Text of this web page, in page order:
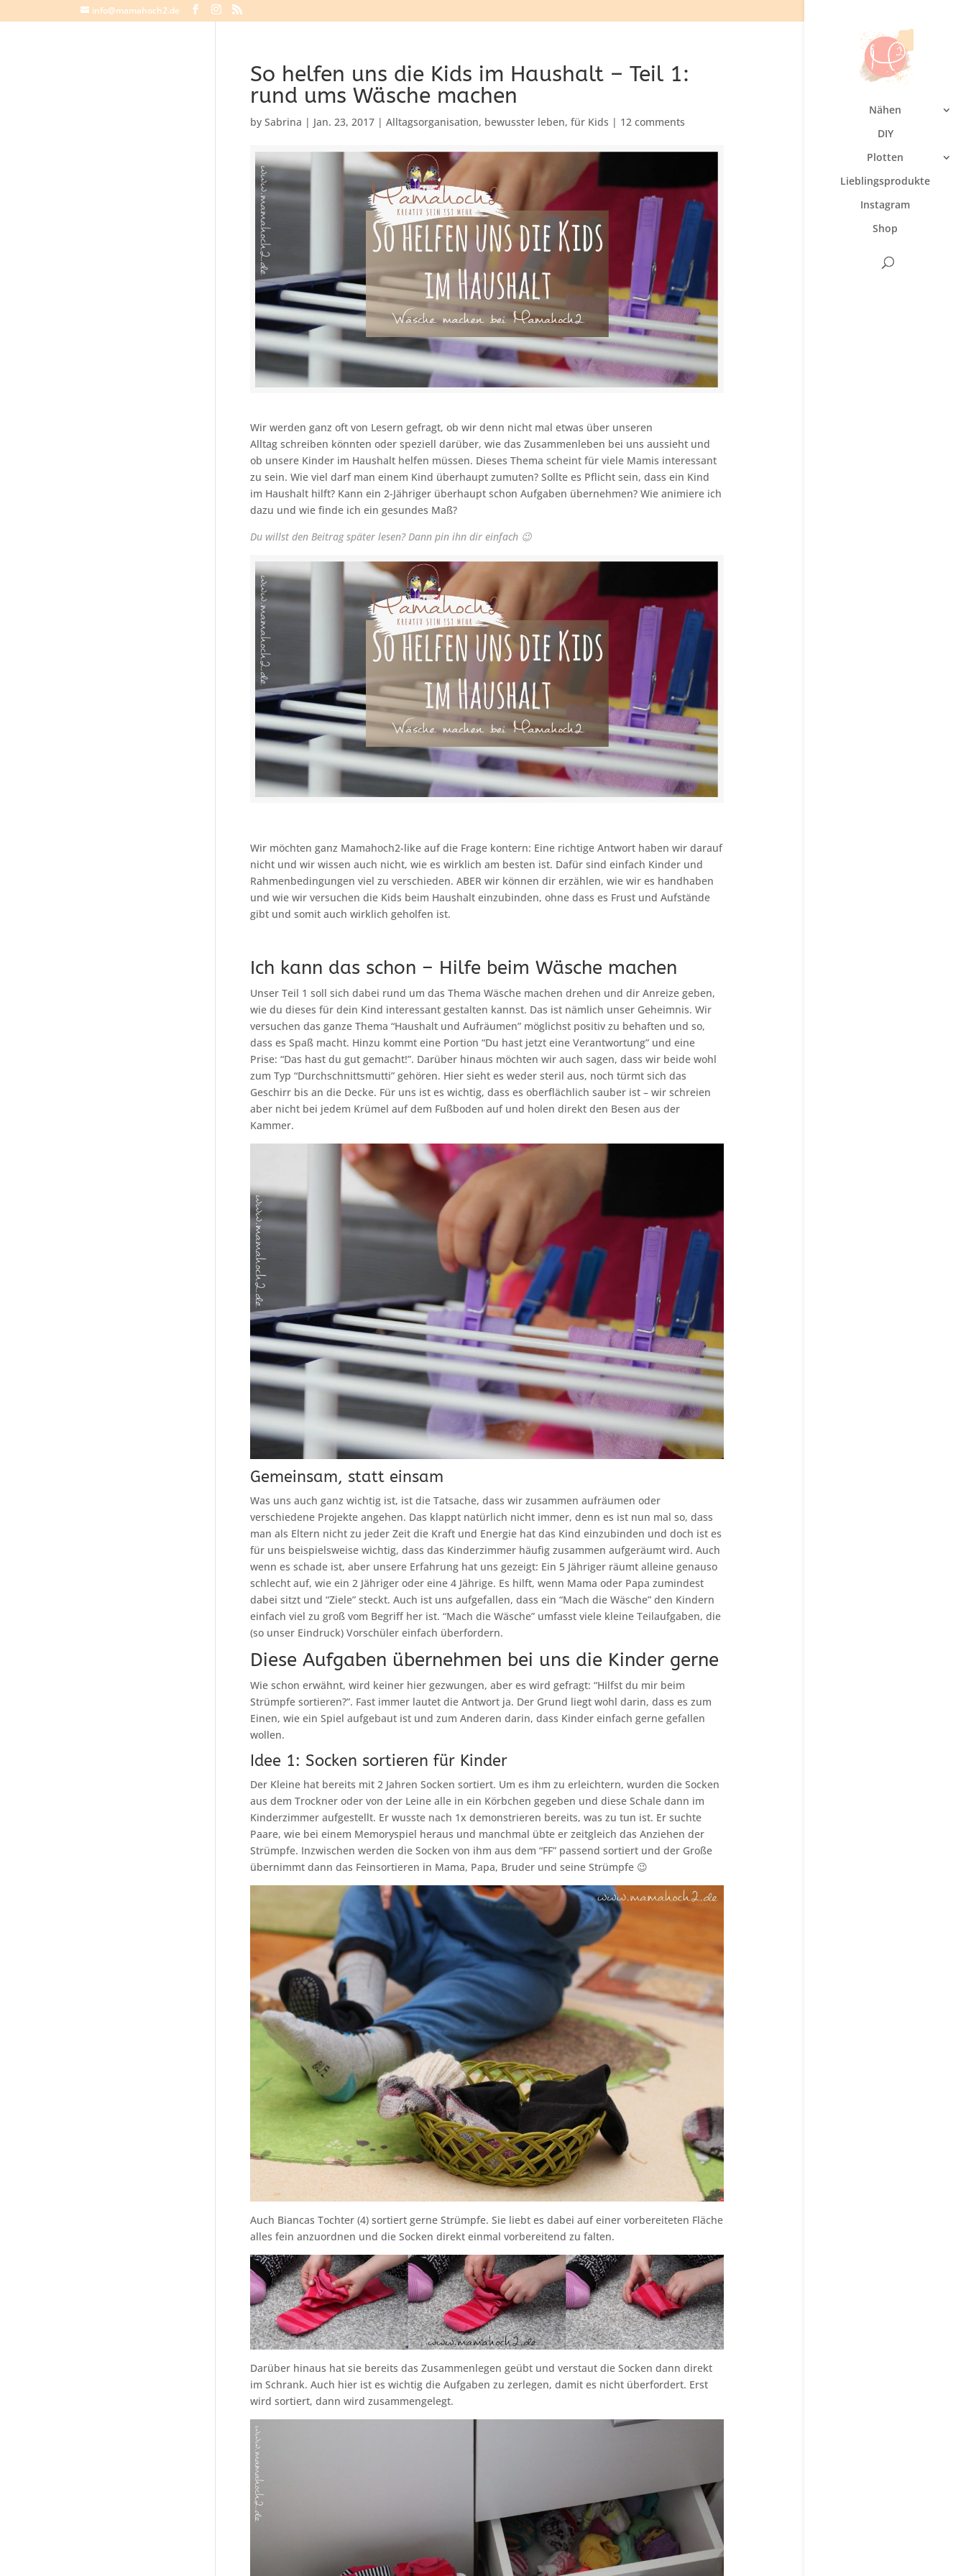
info@mamahoch2.de
Nähen
DIY
Plotten
Lieblingsprodukte
Instagram
Shop
So helfen uns die Kids im Haushalt – Teil 1:
rund ums Wäsche machen
bySabrina | Jan. 23, 2017 |Alltagsorganisation, bewusster leben,für Kids | 12 comments
Wir werden ganz oft von Lesern gefragt, ob wir denn nicht mal etwas über unseren
Alltag schreiben könnten oder speziell darüber, wie das Zusammenleben bei uns aussieht und
ob unsere Kinder im Haushalt helfen müssen. Dieses Thema scheint für viele Mamis interessant
zu sein. Wie viel darf man einem Kind überhaupt zumuten? Sollte es Pflicht sein, dass ein Kind
im Haushalt hilft? Kann ein 2-Jähriger überhaupt schon Aufgaben übernehmen? Wie animiere ich
dazu und wie finde ich ein gesundes Maß?
Du willst den Beitrag später lesen? Dann pin ihn dir einfach 😉
Wir möchten ganz Mamahoch2-like auf die Frage kontern: Eine richtige Antwort haben wir darauf
nicht und wir wissen auch nicht, wie es wirklich am besten ist. Dafür sind einfach Kinder und
Rahmenbedingungen viel zu verschieden. ABER wir können dir erzählen, wie wir es handhaben
und wie wir versuchen die Kids beim Haushalt einzubinden, ohne dass es Frust und Aufstände
gibt und somit auch wirklich geholfen ist.
Ich kann das schon – Hilfe beim Wäsche machen
Unser Teil 1 soll sich dabei rund um das Thema Wäsche machen drehen und dir Anreize geben,
wie du dieses für dein Kind interessant gestalten kannst. Das ist nämlich unser Geheimnis. Wir
versuchen das ganze Thema “Haushalt und Aufräumen” möglichst positiv zu behaften und so,
dass es Spaß macht. Hinzu kommt eine Portion “Du hast jetzt eine Verantwortung” und eine
Prise: “Das hast du gut gemacht!”. Darüber hinaus möchten wir auch sagen, dass wir beide wohl
zum Typ “Durchschnittsmutti” gehören. Hier sieht es weder steril aus, noch türmt sich das
Geschirr bis an die Decke. Für uns ist es wichtig, dass es oberflächlich sauber ist – wir schreien
aber nicht bei jedem Krümel auf dem Fußboden auf und holen direkt den Besen aus der
Kammer.
Gemeinsam, statt einsam
Was uns auch ganz wichtig ist, ist die Tatsache, dass wir zusammen aufräumen oder
verschiedene Projekte angehen. Das klappt natürlich nicht immer, denn es ist nun mal so, dass
man als Eltern nicht zu jeder Zeit die Kraft und Energie hat das Kind einzubinden und doch ist es
für uns beispielsweise wichtig, dass das Kinderzimmer häufig zusammen aufgeräumt wird. Auch
wenn es schade ist, aber unsere Erfahrung hat uns gezeigt: Ein 5 Jähriger räumt alleine genauso
schlecht auf, wie ein 2 Jähriger oder eine 4 Jährige. Es hilft, wenn Mama oder Papa zumindest
dabei sitzt und “Ziele” steckt. Auch ist uns aufgefallen, dass ein “Mach die Wäsche” den Kindern
einfach viel zu groß vom Begriff her ist. “Mach die Wäsche” umfasst viele kleine Teilaufgaben, die
(so unser Eindruck) Vorschüler einfach überfordern.
Diese Aufgaben übernehmen bei uns die Kinder gerne
Wie schon erwähnt, wird keiner hier gezwungen, aber es wird gefragt: “Hilfst du mir beim
Strümpfe sortieren?”. Fast immer lautet die Antwort ja. Der Grund liegt wohl darin, dass es zum
Einen, wie ein Spiel aufgebaut ist und zum Anderen darin, dass Kinder einfach gerne gefallen
wollen.
Idee 1: Socken sortieren für Kinder
Der Kleine hat bereits mit 2 Jahren Socken sortiert. Um es ihm zu erleichtern, wurden die Socken
aus dem Trockner oder von der Leine alle in ein Körbchen gegeben und diese Schale dann im
Kinderzimmer aufgestellt. Er wusste nach 1x demonstrieren bereits, was zu tun ist. Er suchte
Paare, wie bei einem Memoryspiel heraus und manchmal übte er zeitgleich das Anziehen der
Strümpfe. Inzwischen werden die Socken von ihm aus dem “FF” passend sortiert und der Große
übernimmt dann das Feinsortieren in Mama, Papa, Bruder und seine Strümpfe 😉
Auch Biancas Tochter (4) sortiert gerne Strümpfe. Sie liebt es dabei auf einer vorbereiteten Fläche
alles fein anzuordnen und die Socken direkt einmal vorbereitend zu falten.
Darüber hinaus hat sie bereits das Zusammenlegen geübt und verstaut die Socken dann direkt
im Schrank. Auch hier ist es wichtig die Aufgaben zu zerlegen, damit es nicht überfordert. Erst
wird sortiert, dann wird zusammengelegt.